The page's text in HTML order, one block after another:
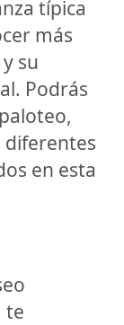
típica
más
su
Podrás
diferentes
en esta
te